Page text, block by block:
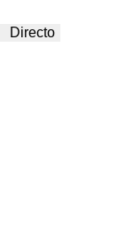
Directo